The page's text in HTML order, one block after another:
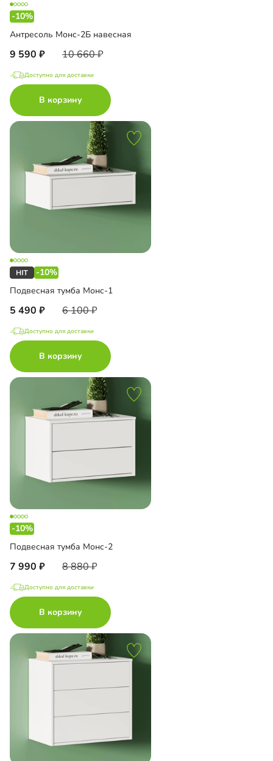
-10%
Антресоль Монс-2Б навесная
9 590 10 660
Доступно для доставки
В корзину
-10%
Подвесная тумба Монс-1
5 490 6 100
Доступно для доставки
В корзину
-10%
Подвесная тумба Монс-2
7 990 8 880
Доступно для доставки
В корзину